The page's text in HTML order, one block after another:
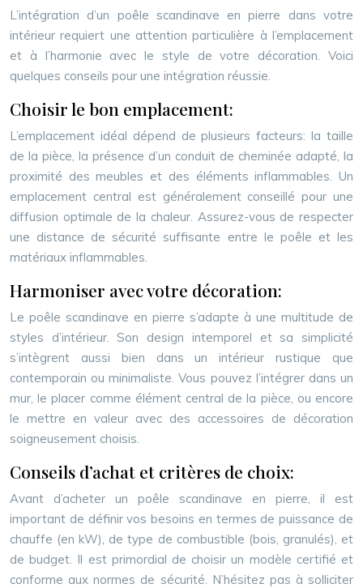
L’intégration d’un poêle scandinave en pierre dans votre
intérieur requiert une attention particulière à l’emplacement
et à l’harmonie avec le style de votre décoration. Voici
quelques conseils pour une intégration réussie.
Choisir le bon emplacement:
L’emplacement idéal dépend de plusieurs facteurs: la taille
de la pièce, la présence d’un conduit de cheminée adapté, la
proximité des meubles et des éléments inflammables. Un
emplacement central est généralement conseillé pour une
diffusion optimale de la chaleur. Assurez-vous de respecter
une distance de sécurité suffisante entre le poêle et les
matériaux inflammables.
Harmoniser avec votre décoration:
Le poêle scandinave en pierre s’adapte à une multitude de
styles d’intérieur. Son design intemporel et sa simplicité
s’intègrent aussi bien dans un intérieur rustique que
contemporain ou minimaliste. Vous pouvez l’intégrer dans un
mur, le placer comme élément central de la pièce, ou encore
le mettre en valeur avec des accessoires de décoration
soigneusement choisis.
Conseils d’achat et critères de choix:
Avant d’acheter un poêle scandinave en pierre, il est
important de définir vos besoins en termes de puissance de
chauffe (en kW), de type de combustible (bois, granulés), et
de budget. Il est primordial de choisir un modèle certifié et
conforme aux normes de sécurité. N’hésitez pas à solliciter